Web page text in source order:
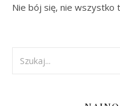
Nie bój się, nie wszystko